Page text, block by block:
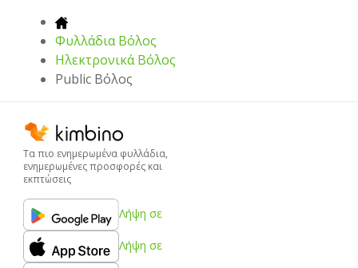
Φυλλάδια Βόλος
Hλεκτρονικά Βόλος
Public Βόλος
Τα πιο ενημερωμένα φυλλάδια,
ενημερωμένες προσφορές και
εκπτώσεις
Λήψη σε
Λήψη σε